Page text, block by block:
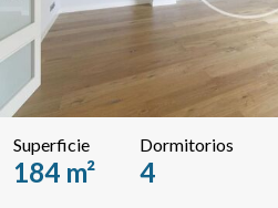
Superficie
184 m²
Dormitorios
4